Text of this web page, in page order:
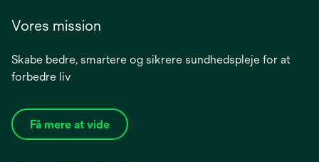
Vores mission
Skabe bedre, smartere og sikrere sundhedspleje for at
forbedre liv
Få mere at vide